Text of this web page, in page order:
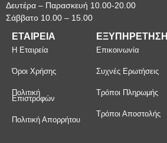
Δευτέρα – Παρασκευή 10.00-20.00
Σάββατο 10.00 – 15.00
ΕΤΑΙΡΕΙΑ
Η Εταιρεία
Όροι Χρήσης
Πολιτική
Επιστροφών
Πολιτική Απορρήτου
ΕΞΥΠΗΡΕΤΗΣΗ
Επικοινωνία
Συχνές Ερωτήσεις
Τρόποι Πληρωμής
Τρόποι Αποστολής